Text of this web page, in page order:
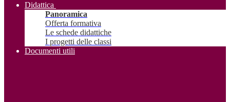
Didattica
Panoramica
Offerta formativa
Le schede didattiche
I progetti delle classi
Documenti utili